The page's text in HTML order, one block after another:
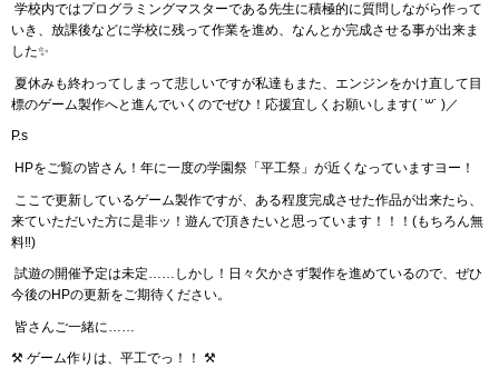
学校内ではプログラミングマスターである先生に積極的に質問しながら作って
いき、放課後などに学校に残って作業を進め、なんとか完成させる事が出来ま
した✨
夏休みも終わってしまって悲しいですが私達もまた、エンジンをかけ直して目
標のゲーム製作へと進んでいくのでぜひ！応援宜しくお願いします( ˙꒳​˙ )／
P.s
HPをご覧の皆さん！年に一度の学園祭「平工祭」が近くなっていますヨー！
ここで更新しているゲーム製作ですが、ある程度完成させた作品が出来たら、
来ていただいた方に是非ッ！遊んで頂きたいと思っています！！！(もちろん無
料‼️)
試遊の開催予定は未定……しかし！日々欠かさず製作を進めているので、ぜひ
今後のHPの更新をご期待ください。
皆さんご一緒に……
⚒️ ゲーム作りは、平工でっ！！ ⚒️